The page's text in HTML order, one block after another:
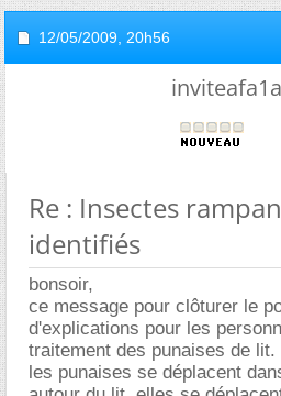
12/05/2009, 20h56
Re : Insectes
identifiés
bonsoir,
ce message pour clôturer le
d'explications pour les
traitement des punaises de lit.
les punaises se déplacent